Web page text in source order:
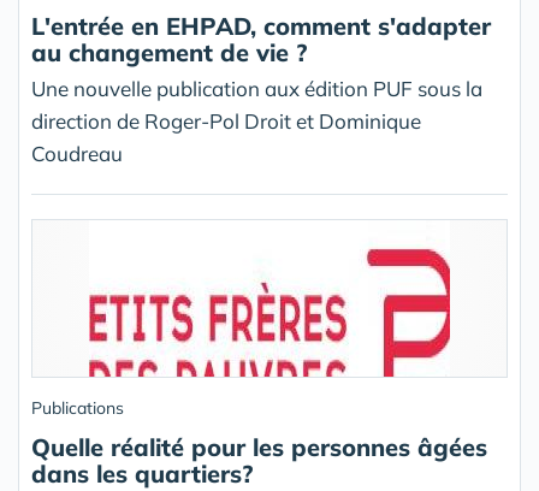
L'entrée en EHPAD, comment s'adapter
au changement de vie ?
Une nouvelle publication aux édition PUF sous la
direction de Roger-Pol Droit et Dominique
Coudreau
Publications
Quelle réalité pour les personnes âgées
dans les quartiers?